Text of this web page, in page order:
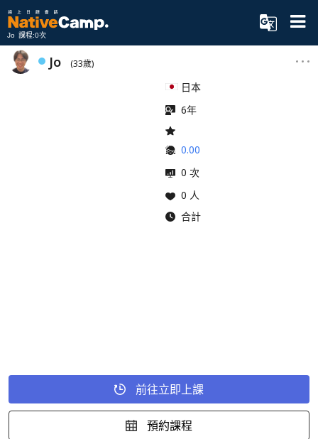
Jo 課程:0次
Jo (33歲)
日本
6年
0.00
0 次
0 人
合計
前往立即上課
預約課程